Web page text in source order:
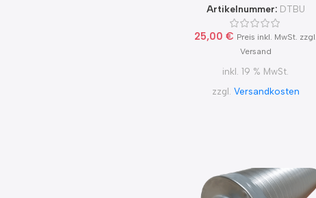
Artikelnummer: DTBU
25,00 € Preis inkl. MwSt. zzgl.
Versand
inkl. 19 % MwSt.
zzgl. Versandkosten